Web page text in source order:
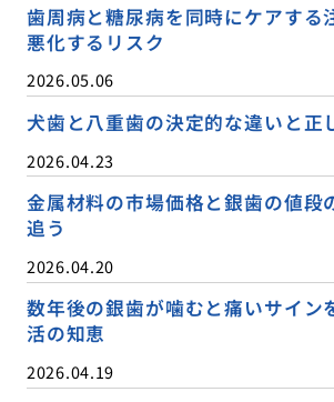
歯周病と糖尿病を同時にケアする
悪化するリスク
2026.05.06
犬歯と八重歯の決定的な違いと正
2026.04.23
金属材料の市場価格と銀歯の値段
追う
2026.04.20
数年後の銀歯が噛むと痛いサイン
活の知恵
2026.04.19